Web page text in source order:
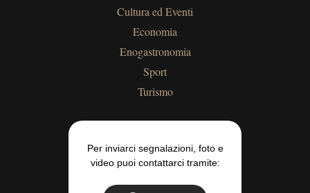
Cultura ed Eventi
Economia
Enogastronomia
Sport
Turismo
Per inviarci segnalazioni, foto e
video puoi contattarci tramite: